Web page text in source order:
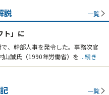
説 一覧
ト」に
、幹部人事を発令した。事務次官
山誠氏（1990年労働省）を ...続き
一覧